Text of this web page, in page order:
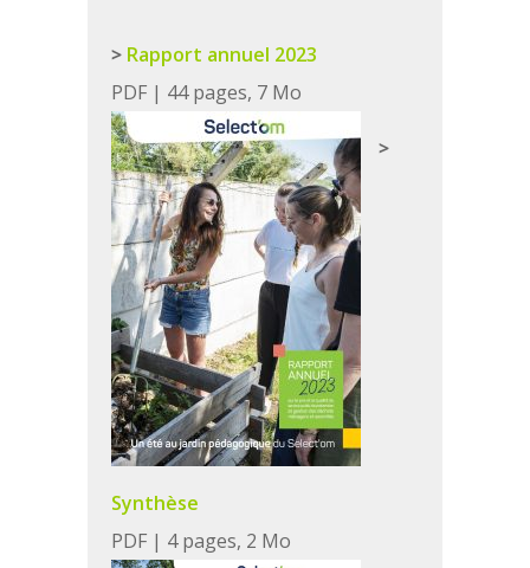
Rapport annuel 2023
PDF | 44 pages, 7 Mo
Synthèse
PDF | 4 pages, 2 Mo